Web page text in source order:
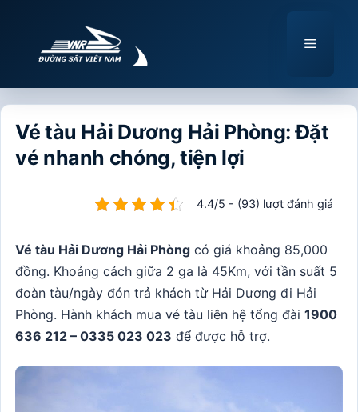
Menu
Vé tàu Hải Dương Hải Phòng: Đặt
vé nhanh chóng, tiện lợi
4.4/5 - (93) lượt đánh giá
Vé tàu Hải Dương Hải Phòng có giá khoảng 85,000
đồng. Khoảng cách giữa 2 ga là 45Km, với tần suất 5
đoàn tàu/ngày đón trả khách từ Hải Dương đi Hải
Phòng. Hành khách mua vé tàu liên hệ tổng đài 1900
636 212 – 0335 023 023 để được hỗ trợ.